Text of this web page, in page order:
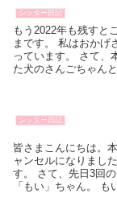
シッター日記
もう2022年も残すと
まです。 私はおかげ
っています。 さて、
た犬のさんごちゃん
シッター日記
皆さまこんにちは。
ャンセルになりまし
す。 さて、先日3回
「もい」ちゃん。 も